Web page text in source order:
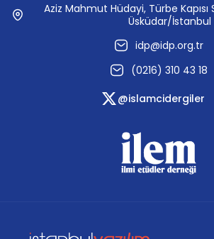
Aziz Mahmut Hüdayi, Türbe Kapısı
Üsküdar/İstanbul
idp@idp.org.tr
(0216) 310 43 18
@islamcidergiler